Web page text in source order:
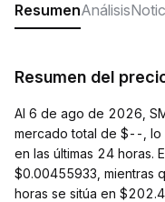
ResumenAnálisis
Resumen del
Al 6 de ago de 2026,
mercado total de $--, lo
en las últimas 24 horas.
$0.00455933, mientras
horas se sitúa en